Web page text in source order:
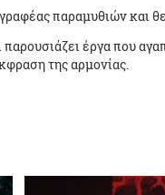
παραμυθιών και
παρουσιάζει έργα που
της αρμονίας.